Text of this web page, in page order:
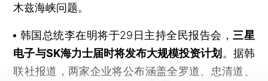
木兹海峡问题。
韩国总统李在明将于29日主持全民报告会， 三星
电子与SK海力士届时将发布大规模投资计划 。据韩
联社报道，两家企业将公布涵盖全罗道、忠清道、